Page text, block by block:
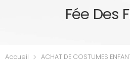
Fée Des
Accueil
ACHAT DE COSTUMES